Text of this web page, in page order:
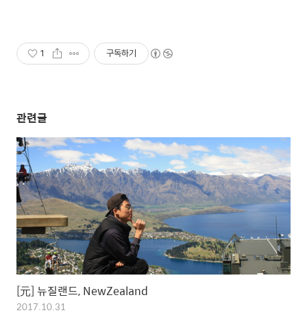
1 구독하기
관련글
[元] 뉴질랜드, NewZealand
2017.10.31